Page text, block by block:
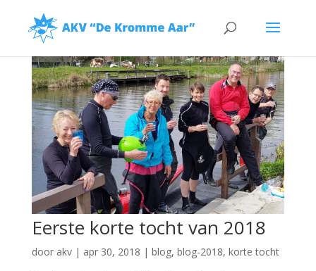
Eerste korte tocht van 2018
door akv| apr 30, 2018 | blog, blog-2018, korte tocht